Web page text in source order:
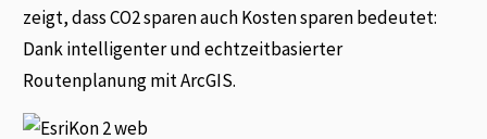
zeigt, dass CO2 sparen auch Kosten sparen bedeutet:
Dank intelligenter und echtzeitbasierter
Routenplanung mit ArcGIS.